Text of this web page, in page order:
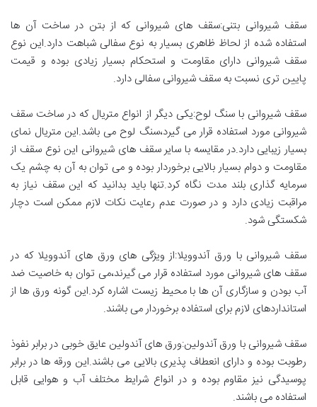
سقف شیروانی بتنی:سقف های شیروانی که از بتن در ساخت آن ها
استفاده شده از لحاظ ظاهری بسیار به نوع سفالی شباهت دارد.این نوع
سقف شیروانی دارای مقاومت و استحکام بسیار زیادی بوده و قیمت
پایین تری نسبت به سقف شیروانی سفالی دارد.
سقف شیروانی با سنگ لوح:یکی دیگر از انواع متریال که در ساخت سقف
شیروانی مورد استفاده قرار می گیرد،سنگ لوح می باشد.این متریال نمای
بسیار زیبایی دارد.در مقایسه با سایر سقف های شیروانی این نوع سقف از
مقاومت و دوام بسیار بالایی برخوردار بوده و می توان به آن به چشم یک
سرمایه گذاری بلند مدت نگاه کرد.تنها باید بدانید که این سقف نیاز به
مراقبت زیادی دارد و در صورت عدم رعایت نکات لازم ممکن است دچار
شکستگی شود.
سقف شیروانی با ورق آندوویلا:از ویژگی های ورق های آندوویلا که در
سقف های شیروانی مورد استفاده قرار می گیرند،می توان به خاصیت ضد
آب بودن و سازگاری آن ها با محیط زیست اشاره کرد.این گونه ورق ها از
استانداردهای لازم برای استفاده برخوردار می باشند.
سقف شیروانی با ورق آندولین:ورق های آندولین عایق خوبی در برابر نفوذ
رطوبت بوده و دارای انعطاف پذیری بالایی می باشند.این ورقه ها در برابر
پوسیدگی نیز مقاوم بوده و در انواع شرایط مختلف آب و هوایی قابل
استفاده می باشند.